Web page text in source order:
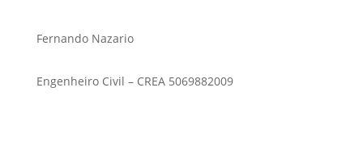
Fernando Nazario
Engenheiro Civil – CREA 5069882009